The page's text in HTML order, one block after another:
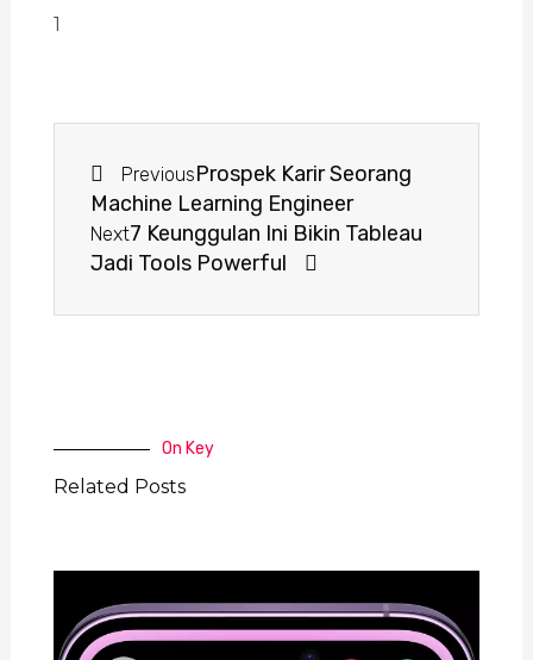
PreviousProspek Karir Seorang
Machine Learning Engineer
Next7 Keunggulan Ini Bikin Tableau
Jadi Tools Powerful
On Key
Related Posts